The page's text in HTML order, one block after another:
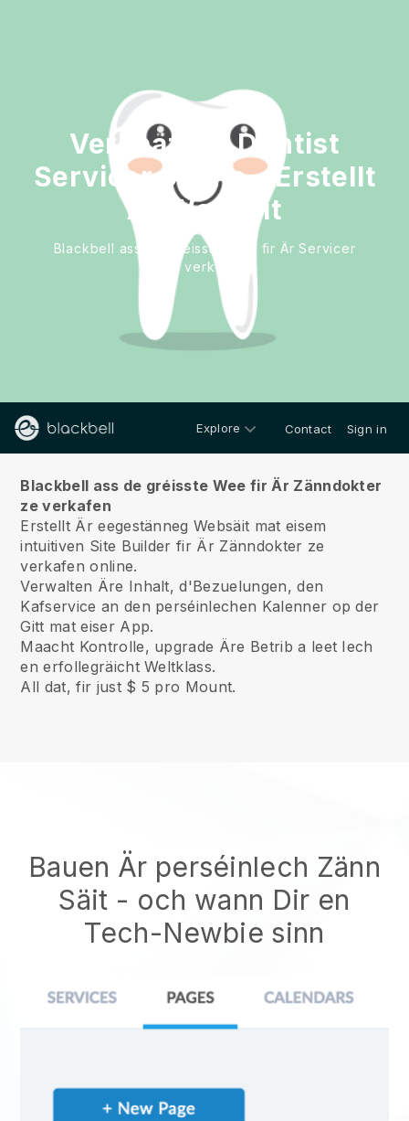
Verkaaft Är Dentist
Servicer online - Erstellt
Är Websäit
Blackbell ass de gréisste Wee fir Är Servicer
ze verkafen
Explore Contact Sign in
Blackbell ass de gréisste Wee fir Är Zänndokter
ze verkafen
Erstellt Är eegestänneg Websäit mat eisem
intuitiven Site Builder fir Är Zänndokter ze
verkafen online.
Verwalten Äre Inhalt, d'Bezuelungen, den
Kafservice an den perséinlechen Kalenner op der
Gitt mat eiser App.
Maacht Kontrolle, upgrade Äre Betrib a leet Iech
en erfollegräicht Weltklass.
All dat, fir just $ 5 pro Mount.
Bauen Är perséinlech Zänn
Säit - och wann Dir en
Tech-Newbie sinn